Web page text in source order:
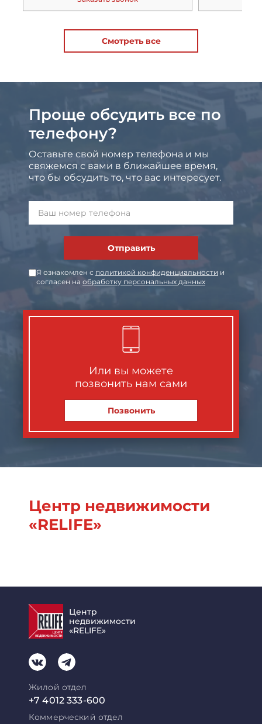
Смотреть все
Проще обсудить все по
телефону?
Оставьте свой номер телефона и мы
свяжемся с вами в ближайшее время,
что бы обсудить то, что вас интересует.
Отправить
Я ознакомлен с политикой конфиденциальности и
согласен на обработку персональных данных
Или вы можете
позвонить нам сами
Позвонить
Центр недвижимости
«RELIFE»
Центр
недвижимости
«RELIFE»
Жилой отдел
+7 4012 333-600
Коммерческий отдел